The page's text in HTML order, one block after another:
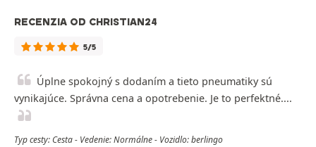
RECENZIA OD CHRISTIAN24
5/5
Úplne spokojný s dodaním a tieto pneumatiky sú
vynikajúce. Správna cena a opotrebenie. Je to perfektné....
Typ cesty: Cesta - Vedenie: Normálne - Vozidlo: berlingo